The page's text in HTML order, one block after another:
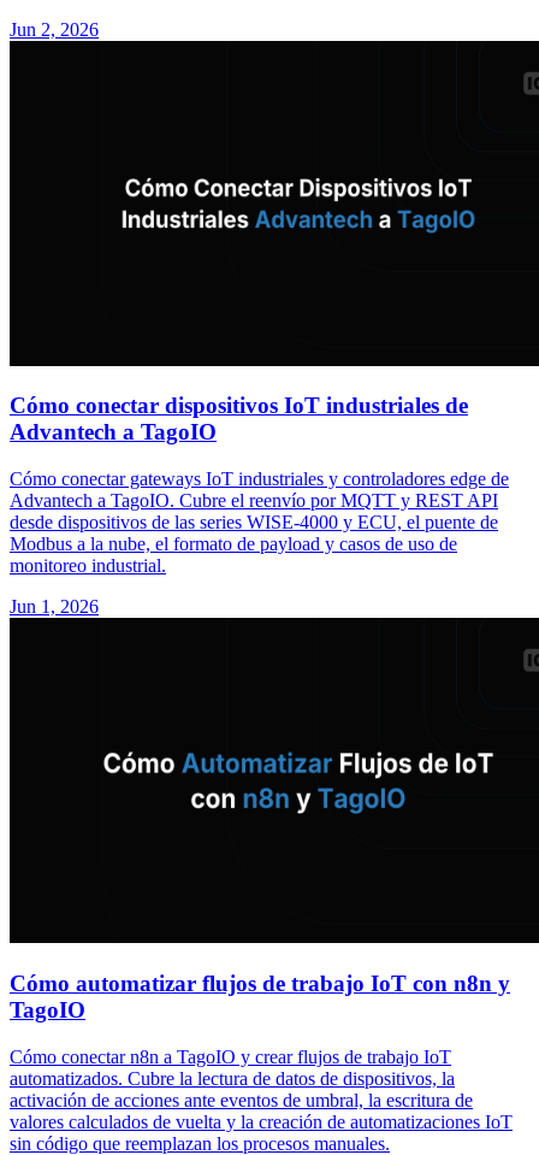
Jun 2, 2026
Cómo conectar dispositivos IoT industriales de
Advantech a TagoIO
Cómo conectar gateways IoT industriales y controladores edge de
Advantech a TagoIO. Cubre el reenvío por MQTT y REST API
desde dispositivos de las series WISE-4000 y ECU, el puente de
Modbus a la nube, el formato de payload y casos de uso de
monitoreo industrial.
Jun 1, 2026
Cómo automatizar flujos de trabajo IoT con n8n y
TagoIO
Cómo conectar n8n a TagoIO y crear flujos de trabajo IoT
automatizados. Cubre la lectura de datos de dispositivos, la
activación de acciones ante eventos de umbral, la escritura de
valores calculados de vuelta y la creación de automatizaciones IoT
sin código que reemplazan los procesos manuales.